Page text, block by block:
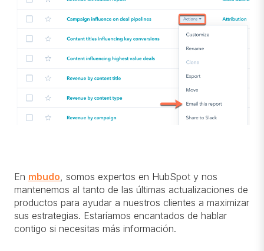
En mbudo, somos expertos en HubSpot y nos
mantenemos al tanto de las últimas actualizaciones de
productos para ayudar a nuestros clientes a maximizar
sus estrategias. Estaríamos encantados de hablar
contigo si necesitas más información.